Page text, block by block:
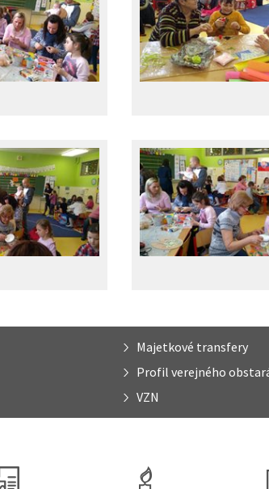
Majetkové transfery
Profil verejného
VZN